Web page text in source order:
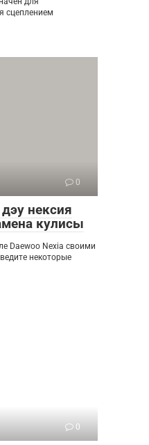
сцеплением
0
нексия
кулисы
Daewoo Nexia своими
некоторые
0